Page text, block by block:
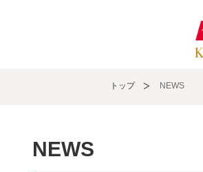
トップ NEWS
NEWS